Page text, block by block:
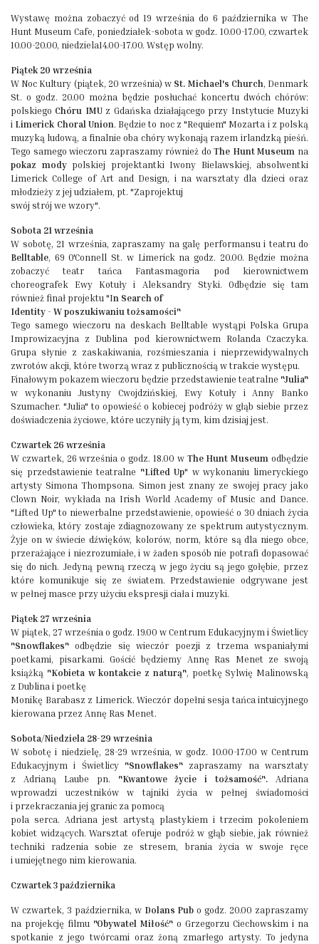
Wystawę można zobaczyć od 19 września do 6 października w The
Hunt Museum Cafe, poniedziałek-sobota w godz. 10.00-17.00, czwartek
10.00-20.00, niedziela14.00-17.00. Wstęp wolny.
Piątek 20 września
W Noc Kultury (piątek, 20 września) w St. Michael's Church, Denmark
St. o godz. 20.00 można będzie posłuchać koncertu dwóch chórów:
polskiego Chóru IMUz Gdańska działającego przy Instytucie Muzyki
i Limerick Choral Union. Będzie to noc z "Requiem" Mozarta i z polską
muzyką ludową, a finalnie oba chóry wykonają razem irlandzką pieśń.
Tego samego wieczoru zapraszamy również doThe Hunt Museum na
pokaz modypolskiej projektantki Iwony Bielawskiej, absolwentki
Limerick College of Art and Design, i na warsztaty dla dzieci oraz
młodzieży z jej udziałem, pt. "Zaprojektuj
swój strój we wzory".
Sobota 21 września
W sobotę, 21 września, zapraszamy na galę performansu i teatru do
Belltable, 69 O'Connell St. w Limerick na godz. 20.00. Będzie można
zobaczyć teatr tańca Fantasmagoria pod kierownictwem
choreografek Ewy Kotuły i Aleksandry Styki. Odbędzie się tam
również finał projektu "In Search of
Identity - W poszukiwaniu tożsamości"
Tego samego wieczoru na deskach Belltable wystąpi Polska Grupa
Improwizacyjna z Dublina pod kierownictwem Rolanda Czaczyka.
Grupa słynie z zaskakiwania, rozśmieszania i nieprzewidywalnych
zwrotów akcji, które tworzą wraz z publicznością w trakcie występu.
Finałowym pokazem wieczoru będzie przedstawienie teatralne "Julia"
w wykonaniu Justyny Cwojdzińskiej, Ewy Kotuły i Anny Banko
Szumacher. "Julia" to opowieść o kobiecej podróży w głąb siebie przez
doświadczenia życiowe, które uczyniły ją tym, kim dzisiaj jest.
Czwartek 26 września
W czwartek, 26 września o godz. 18.00 w The Hunt Museum odbędzie
się przedstawienie teatralne "Lifted Up" w wykonaniu limeryckiego
artysty Simona Thompsona. Simon jest znany ze swojej pracy jako
Clown Noir, wykłada na Irish World Academy of Music and Dance.
"Lifted Up" to niewerbalne przedstawienie, opowieść o 30 dniach życia
człowieka, który zostaje zdiagnozowany ze spektrum autystycznym.
Żyje on w świecie dźwięków, kolorów, norm, które są dla niego obce,
przerażające i niezrozumiałe, i w żaden sposób nie potrafi dopasować
się do nich. Jedyną pewną rzeczą w jego życiu są jego gołębie, przez
które komunikuje się ze światem. Przedstawienie odgrywane jest
w pełnej masce przy użyciu ekspresji ciała i muzyki.
Piątek 27 września
W piątek, 27 września o godz. 19.00 w Centrum Edukacyjnym i Świetlicy
"Snowflakes" odbędzie się wieczór poezji z trzema wspaniałymi
poetkami, pisarkami. Gościć będziemy Annę Ras Menet ze swoją
książką "Kobieta w kontakcie z naturą", poetkę Sylwię Malinowską
z Dublina i poetkę
Monikę Barabasz z Limerick. Wieczór dopełni sesja tańca intuicyjnego
kierowana przez Annę Ras Menet.
Sobota/Niedziela 28-29 września
W sobotę i niedzielę, 28-29 września, w godz. 10.00-17.00 w Centrum
Edukacyjnym i Świetlicy "Snowflakes" zapraszamy na warsztaty
z Adrianą Laube pn. "Kwantowe życie i tożsamość". Adriana
wprowadzi uczestników w tajniki życia w pełnej świadomości
i przekraczania jej granic za pomocą
pola serca. Adriana jest artystą plastykiem i trzecim pokoleniem
kobiet widzących. Warsztat oferuje podróż w głąb siebie, jak również
techniki radzenia sobie ze stresem, brania życia w swoje ręce
i umiejętnego nim kierowania.
Czwartek 3 października
W czwartek, 3 października, w Dolans Pub o godz. 20.00 zapraszamy
na projekcję filmu "Obywatel Miłość" o Grzegorzu Ciechowskim i na
spotkanie z jego twórcami oraz żoną zmarłego artysty. To jedyna